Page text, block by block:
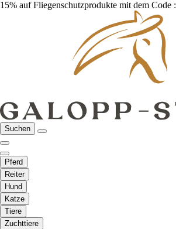
15% auf Fliegenschutzprodukte mit dem Code :
Suchen
Pferd
Reiter
Hund
Katze
Tiere
Zuchttiere